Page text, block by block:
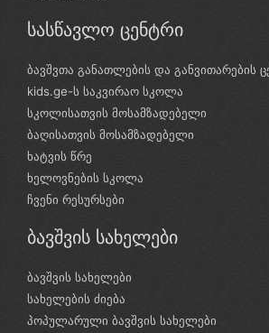
სასწავლო ცენტრი
ბავშვთა განათლების და განვითარების
kids.ge-ს საკვირაო სკოლა
სკოლისათვის მოსამზადებელი
ბაღისათვის მოსამზადებელი
ხატვის წრე
ხელოვნების სკოლა
ჩვენი რესურსები
ბავშვის სახელები
ბავშვის სახელები
სახელების ძიება
პოპულარული ბავშვის სახელები